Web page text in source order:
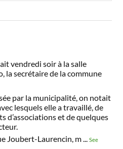
vendredi soir à la salle
la secrétaire de la commune
par la municipalité, on notait
lesquels elle a travaillé, de
d’associations et de quelques
Joubert-Laurencin, m...See